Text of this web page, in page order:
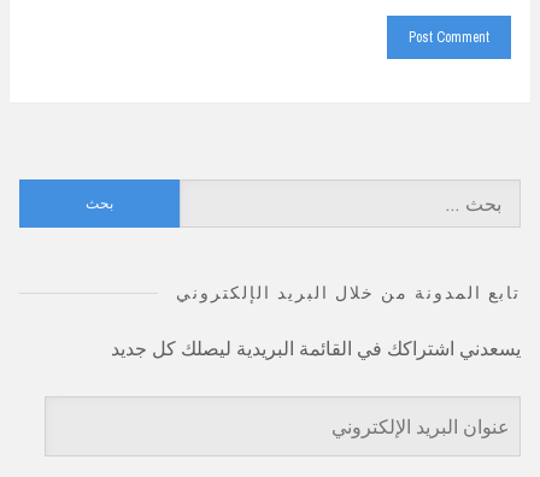
عن:
تابع المدونة من خلال البريد الإلكتروني
يسعدني اشتراكك في القائمة البريدية ليصلك كل جديد
عنوان
البريد